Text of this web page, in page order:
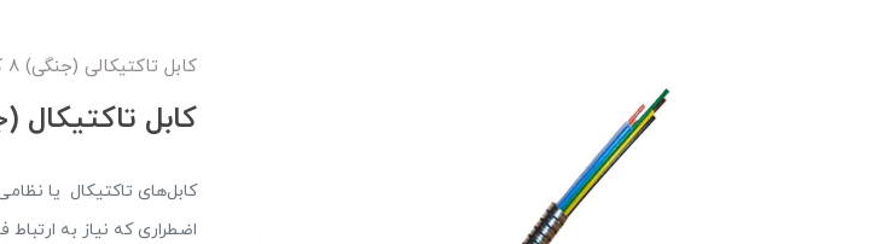
کابل تاکتیکالی (جنگی) ۸ کر آرمورد
کابل تاکتیکال (جنگی )
کابل‌های تاکتیکال یا